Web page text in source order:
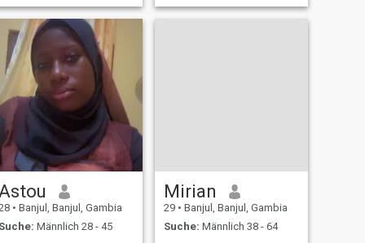
immer wissen,
Distanz nie zwei
Herzen trennt, die wirklich
mit Vertrauen, Geduld und
Verständnis kümmern Ich
bin fürsorglich, liebevoll,
ehrlich und
vertrauenswürdig,
message to me for us to get
• Banjul, Banjul, Gambia
Suche: Männlich 28 - 45
Mirian
29 • Banjul, Banjul, Gambia
Suche: Männlich 38 - 64